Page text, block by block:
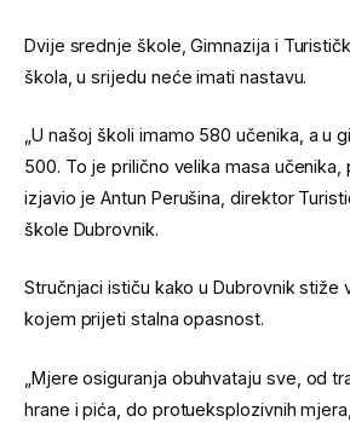
Dvije srednje škole, Gimnazija i
škola, u srijedu neće imati nastavu.
„U našoj školi imamo 580 učenika, a u
500. To je prilično velika masa učenika,
izjavio je Antun Perušina, direktor
škole Dubrovnik.
Stručnjaci ističu kako u Dubrovnik stiže
kojem prijeti stalna opasnost.
„Mjere osiguranja obuhvataju sve, od
hrane i pića, do protueksplozivnih